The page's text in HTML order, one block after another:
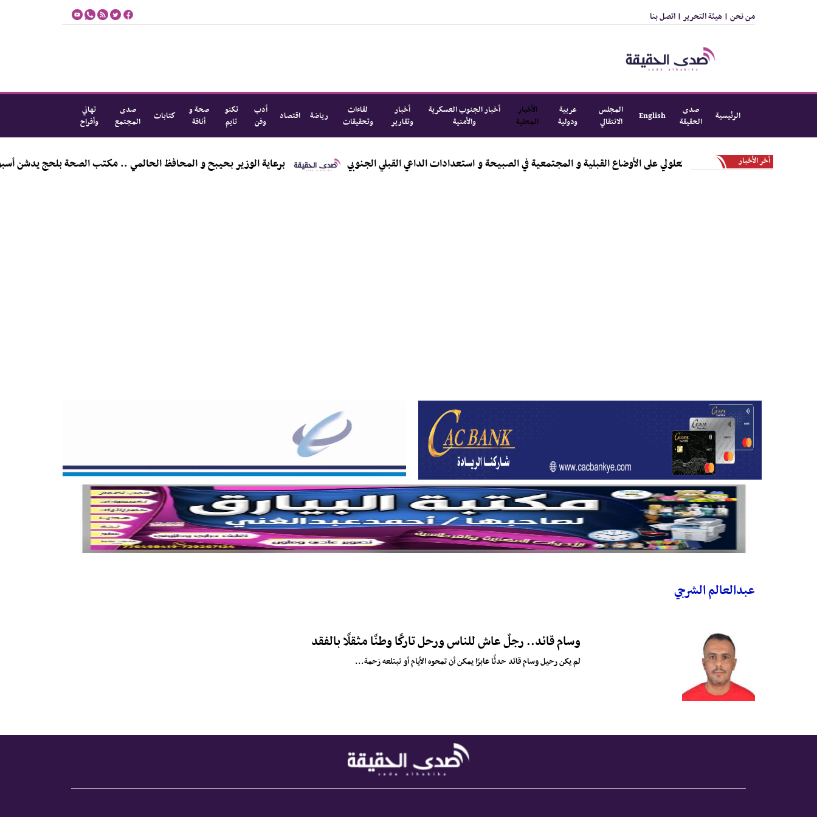
من نحن | هيئة التحرير | اتصل بنا
الرئيسية
صدى
الحقيقة
English
المجلس
الانتقالي
عربية
ودولية
الأخبار
المحلية
أخبار الجنوب العسكرية
والأمنية
أخبار
وتقارير
لقاءات
وتحقيقات
رياضة اقتصاد
أدب
وفن
تكنو
تايم
صحة و
أناقة
كتابات
صدى
المجتمع
تهاني
وأفراح
أخر الأخبار
اليزيدي يطّلع من الكعلولي على الأوضاع القبلية و المجتمعية في الصبيحة و استعدادات الداعي القبلي الجنوبي برعاية الوزير بحيبح و المحافظ الحالمي .. مكتب الصحة بلحج يدشن أسبوع
عبدالعالم الشرجي
وسام قائد.. رجلٌ عاش للناس ورحل تاركًا وطنًا مثقلًا بالفقد
لم يكن رحيل وسام قائد حدثًا عابرًا يمكن أن تمحوه الأيام أو تبتلعه زحمة...